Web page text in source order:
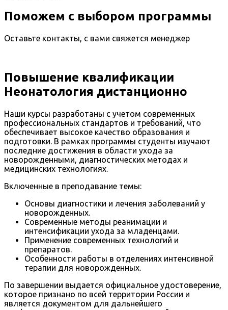
Поможем с выбором программы
Оставьте контакты, с вами свяжется менеджер
Повышение квалификации
Неонатология дистанционно
Наши курсы разработаны с учетом современных
профессиональных стандартов и требований, что
обеспечивает высокое качество образования и
подготовки. В рамках программы студенты изучают
последние достижения в области ухода за
новорожденными, диагностических методах и
медицинских технологиях.
Включенные в преподавание темы:
Основы диагностики и лечения заболеваний у
новорожденных.
Современные методы реанимации и
интенсификации ухода за младенцами.
Применение современных технологий и
препаратов.
Особенности работы в отделениях интенсивной
терапии для новорожденных.
По завершении выдается официальное удостоверение,
которое признано по всей территории России и
является документом для дальнейшего